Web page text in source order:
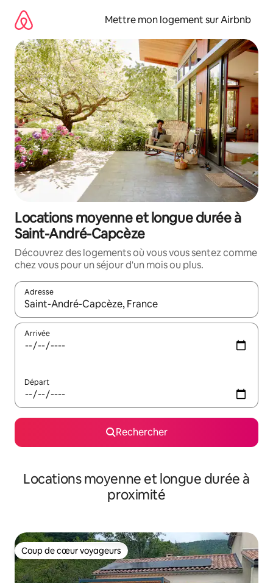
directement
contenu
Mettre mon logement sur Airbnb
Locations moyenne et longue durée à
Saint-André-Capcèze
Découvrez des logements où vous vous sentez comme
chez vous pour un séjour d'un mois ou plus.
Adresse
Lorsque les résultats s'affichent, utilisez les flèches vers le
Arrivée
Départ
Rechercher
Locations moyenne et longue durée à
proximité
Coup de cœur voyageurs
Coup de cœur voyageurs